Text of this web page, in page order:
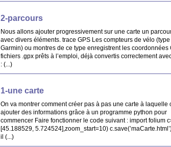
2-parcours
Nous allons ajouter progressivement sur une carte un
avec divers éléments. trace GPS Les compteurs de vélo (type
Garmin) ou montres de ce type enregistrent les coordonnées
fichiers .gpx prêts à l’emploi, déjà convertis correctement
: (...)
1-une carte
On va montrer comment créer pas à pas une carte à laquelle
ajouter des informations grâce à un programme python pour
commencer Faire fonctionner le code suivant : import folium
[45.188529, 5.724524],zoom_start=10)
il (...)